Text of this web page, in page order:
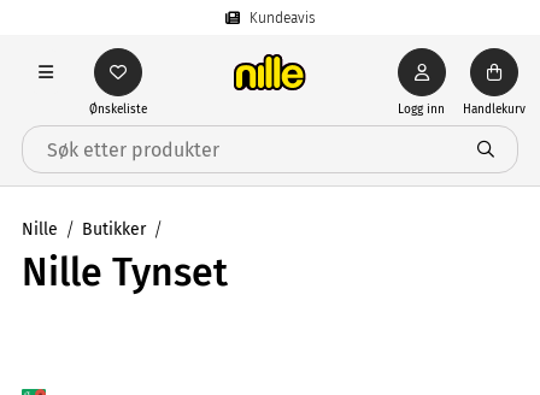
Kundeavis
Ønskeliste Logg inn Handlekurv
Nille Butikker
Nille Tynset